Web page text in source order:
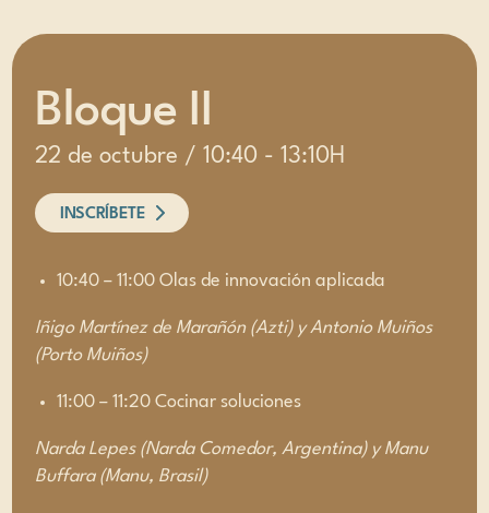
Bloque II
22 de octubre / 10:40 - 13:10H
INSCRÍBETE
10:40 – 11:00 Olas de innovación aplicada
Iñigo Martínez de Marañón (Azti) y Antonio Muiños
(Porto Muiños)
11:00 – 11:20 Cocinar soluciones
Narda Lepes (Narda Comedor, Argentina) y Manu
Buffara (Manu, Brasil)